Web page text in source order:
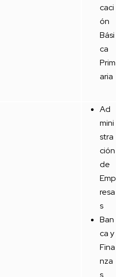
caci
ón
Bási
ca
Prim
aria
Ad
mini
stra
ción
de
Emp
resa
s
Ban
ca y
Fina
nza
s